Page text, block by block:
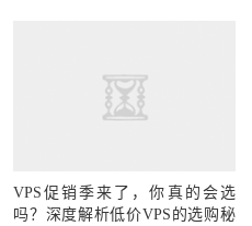
VPS促销季来了，你真的会选
吗？深度解析低价VPS的选购秘